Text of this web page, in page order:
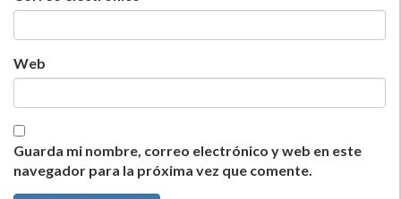
Web
Guarda mi nombre, correo electrónico y web en este
navegador para la próxima vez que comente.